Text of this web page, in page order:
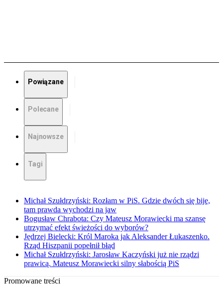
Powiązane
Polecane
Najnowsze
Tagi
Michał Szułdrzyński: Rozłam w PiS. Gdzie dwóch się bije,
tam prawda wychodzi na jaw
Bogusław Chrabota: Czy Mateusz Morawiecki ma szansę
utrzymać efekt świeżości do wyborów?
Jędrzej Bielecki: Król Maroka jak Aleksander Łukaszenko.
Rząd Hiszpanii popełnił błąd
Michał Szułdrzyński: Jarosław Kaczyński już nie rządzi
prawicą. Mateusz Morawiecki silny słabością PiS
Promowane treści